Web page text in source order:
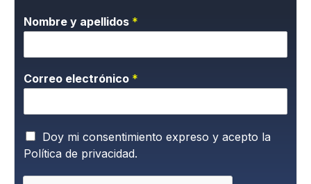
Nombre y apellidos *
Correo electrónico *
P
o
í
Doy mi consentimiento expreso y acepto la
Política de privacidad.